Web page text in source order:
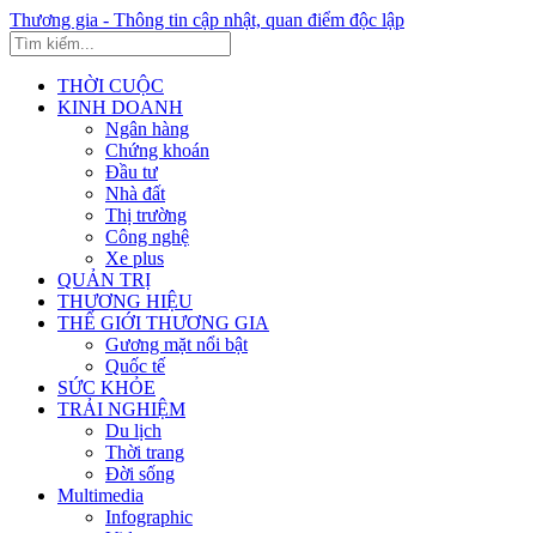
Thương gia - Thông tin cập nhật, quan điểm độc lập
THỜI CUỘC
KINH DOANH
Ngân hàng
Chứng khoán
Đầu tư
Nhà đất
Thị trường
Công nghệ
Xe plus
QUẢN TRỊ
THƯƠNG HIỆU
THẾ GIỚI THƯƠNG GIA
Gương mặt nổi bật
Quốc tế
SỨC KHỎE
TRẢI NGHIỆM
Du lịch
Thời trang
Đời sống
Multimedia
Infographic